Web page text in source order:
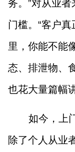
务。”对从业
门槛。“客户
里，你能不能
态、排泄物、
也花大量篇幅
如今，上
除了个人从业